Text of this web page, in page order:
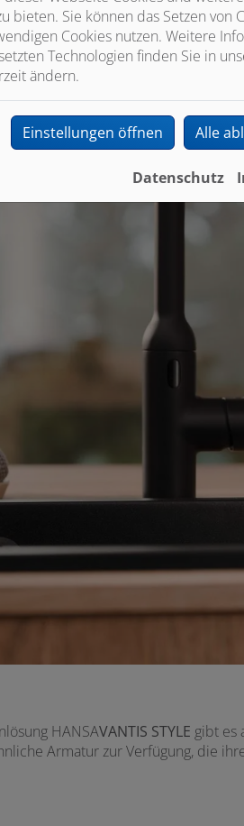
HANSAVANTIS STYLE gibt es
Armatur zur Verfügung, die
bieten. Sie können das Setzen
Cookies nutzen. Weitere
Technologien finden Sie in
ändern.
Einstellungen öffnen Alle
Datenschutz